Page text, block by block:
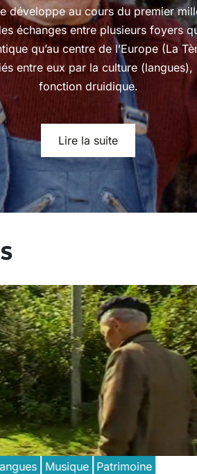
développe au cours du premier
échanges entre plusieurs foyers
qu’au centre de l’Europe (La
entre eux par la culture
fonction druidique.
Lire la suite
Musique Patrimoine